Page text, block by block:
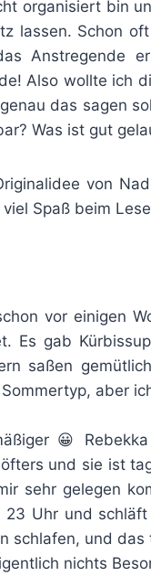
organisiert bin
lassen. Schon
Anstregende
Also wollte ich
das sagen
Was ist gut
von
Spaß beim
vor einigen
Es gab
saßen
aber
😀
und sie ist
sehr gelegen
Uhr und
schlafen, und
nichts